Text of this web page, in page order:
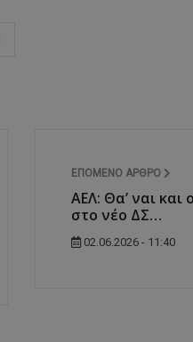
ΕΠΌΜΕΝΟ ΆΡΘΡΟ
ΑΕΛ: Θα’ ναι και
στο νέο ΔΣ…
02.06.2026 - 11:40